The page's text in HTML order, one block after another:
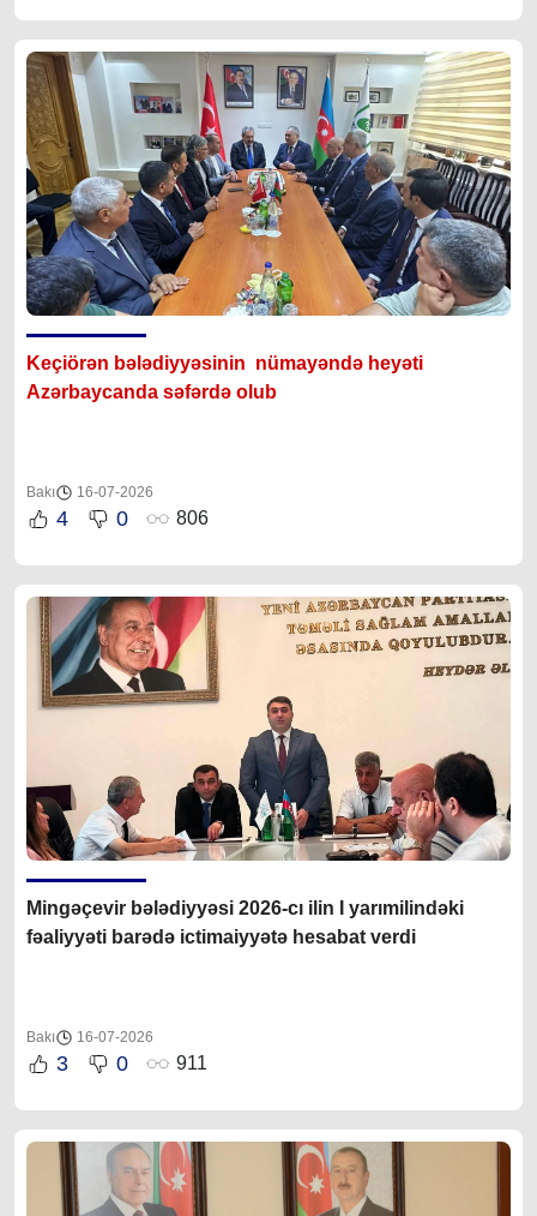
Keçiörən bələdiyyəsinin nümayəndə heyəti
Azərbaycanda səfərdə olub
Bakı 16-07-2026
4 0 806
Mingəçevir bələdiyyəsi 2026-cı ilin I yarımilindəki
fəaliyyəti barədə ictimaiyyətə hesabat verdi
Bakı 16-07-2026
3 0 911